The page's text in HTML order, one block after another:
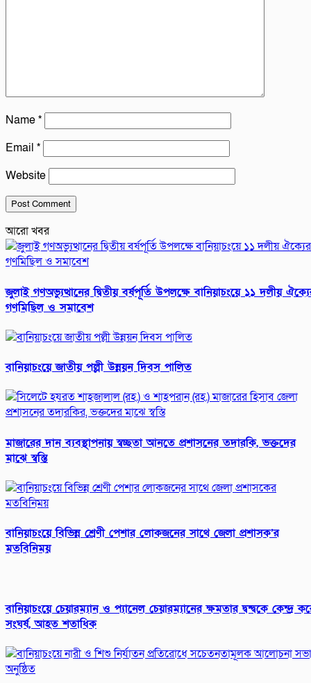
Name*
Email *
Website
আরো খবর
জুলাই গণঅভ্যুত্থানের দ্বিতীয় বর্ষপূর্তি উপলক্ষে বানিয়াচংয়ে ১১ দলীয়
গণমিছিল ও সমাবেশ
বানিয়াচংয়ে জাতীয় পল্লী উন্নয়ন দিবস পালিত
মাজারের দান ব্যবস্থাপনায় স্বচ্ছতা আনতে প্রশাসনের তদারকি, ভক্তদের
মাঝে স্বস্তি
বানিয়াচংয়ে বিভিন্ন শ্রেণী পেশার লোকজনের সাথে জেলা প্রশাসক’র
মতবিনিময়
বানিয়াচংয়ে চেয়ারম্যান ও প্যানেল চেয়ারম্যানের ক্ষমতার দ্বন্দ্বকে কেন্দ্র
সংঘর্ষ, আহত শতাধিক